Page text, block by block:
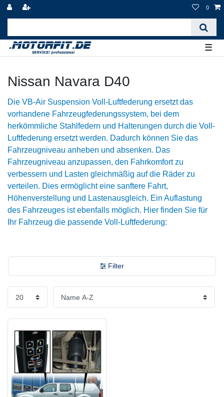
0
☰
Nissan Navara D40
Die VB-Air Suspension Voll-Luftfederung ersetzt das
vorhandene Fahrzeugfederungssystem, bei dem
herkömmliche Stahlfedern und Halterungen durch die Voll-
Luftfederung ersetzt werden. Dadurch können Sie das
Fahrzeugniveau anheben und absenken. Das
Fahrzeugniveau anzupassen, den Fahrkomfort zu
verbessern und Lasten gleichmäßig auf die Räder zu
verteilen. Dies ermöglicht eine sanftere Fahrt,
Höhenverstellung und Lastenausgleich. Ein Auflastung
des Fahrzeuges ist ebenfalls möglich. Hier finden Sie für
Ihr Fahrzeug die passende Voll-Luftfederung:
Filter